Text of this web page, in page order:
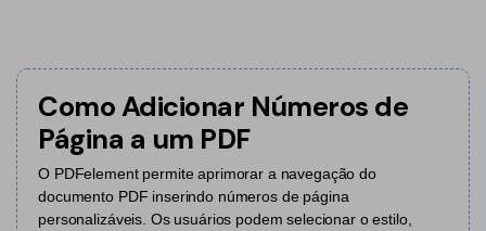
Juntar PDF
Word para PDF
Leitor de PDF com IA
Organizar PDF
Cortar PDF
Formulário PDF
Dicas de negócios
Conhecimento de PDF
Encontre mais tópicos
Soluções de PDF para
Como Adicionar Números de
Página a um PDF
O PDFelement permite aprimorar a navegação do
documento PDF inserindo números de página
personalizáveis. Os usuários podem selecionar o estilo,